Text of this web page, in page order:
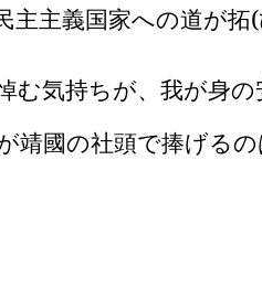
主主義国家への道が拓(
む気持ちが、我が身
靖國の社頭で捧げる